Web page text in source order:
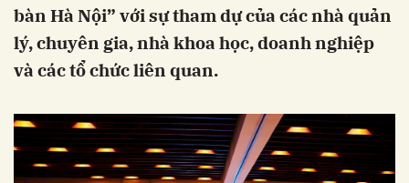
bàn Hà Nội” với sự tham dự của các nhà quản
lý, chuyên gia, nhà khoa học, doanh nghiệp
và các tổ chức liên quan.